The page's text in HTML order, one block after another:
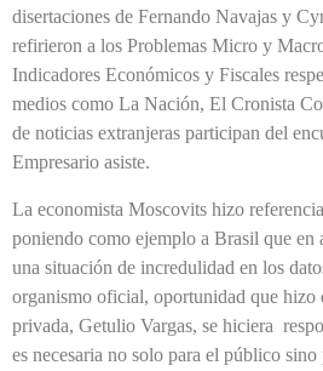
disertaciones de Fernando Navajas y
refirieron a los Problemas Micro y
Indicadores Económicos y Fiscales
medios como La Nación, El Cronista
de noticias extranjeras participan del
Empresario asiste.
La economista Moscovits hizo
poniendo como ejemplo a Brasil que en
una situación de incredulidad en los
organismo oficial, oportunidad que hizo
privada, Getulio Vargas, se hiciera
es necesaria no solo para el público sino